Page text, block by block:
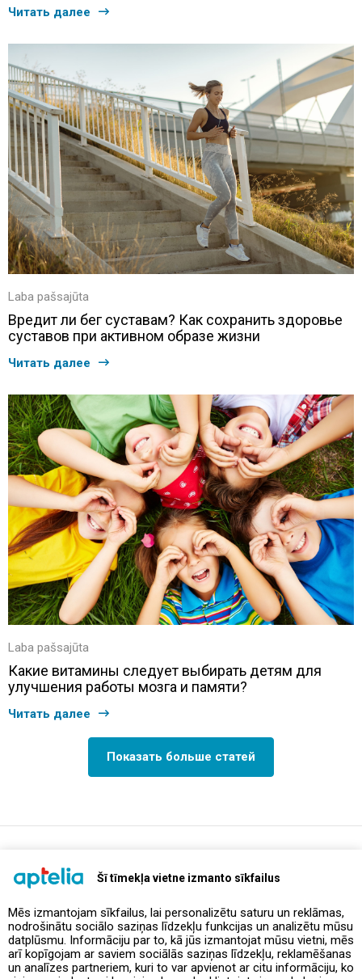
Šī tīmekļa vietne izmanto sīkfailus
Mēs izmantojam sīkfailus, lai personalizētu saturu un reklāmas,
nodrošinātu sociālo saziņas līdzekļu funkcijas un analizētu mūsu
datplūsmu. Informāciju par to, kā jūs izmantojat mūsu vietni, mēs
arī kopīgojam ar saviem sociālās saziņas līdzekļu, reklamēšanas
un analīzes partneriem, kuri to var apvienot ar citu informāciju, ko
Читать далее
Laba pašsajūta
Вредит ли бег суставам? Как сохранить здоровье
суставов при активном образе жизни
Читать далее
Laba pašsajūta
Какие витамины следует выбирать детям для
улучшения работы мозга и памяти?
Читать далее
Показать больше статей
Предложения и акции
Контакты